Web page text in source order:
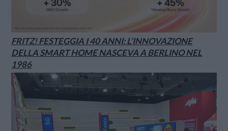
FRITZ! FESTEGGIA I 40 ANNI: L’INNOVAZIONE
DELLA SMART HOME NASCEVA A BERLINO NEL
1986